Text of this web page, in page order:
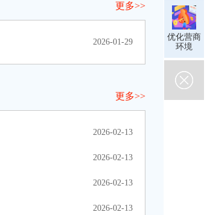
优化营商
环境
更多>>
2026-01-29
更多>>
2026-02-13
2026-02-13
2026-02-13
2026-02-13